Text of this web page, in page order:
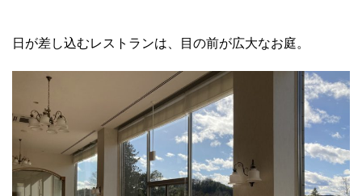
日が差し込むレストランは、目の前が広大なお庭。